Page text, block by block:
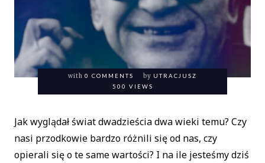
with 0 COMMENTS by UTRACJUSZ
500 VIEWS
Jak wyglądał świat dwadzieścia dwa wieki temu? Czy
nasi przodkowie bardzo różnili się od nas, czy
opierali się o te same wartości? I na ile jesteśmy dziś